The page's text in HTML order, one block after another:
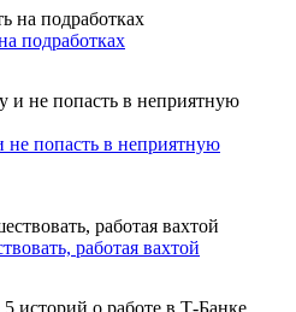
подработках
не попасть в неприятную
работая вахтой